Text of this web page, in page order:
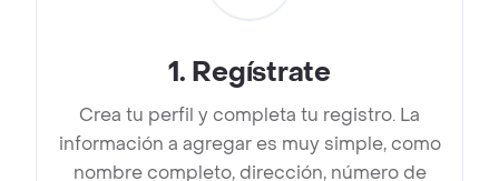
1. Regístrate
Crea tu perfil y completa tu registro. La
información a agregar es muy simple, como
nombre completo, dirección, número de